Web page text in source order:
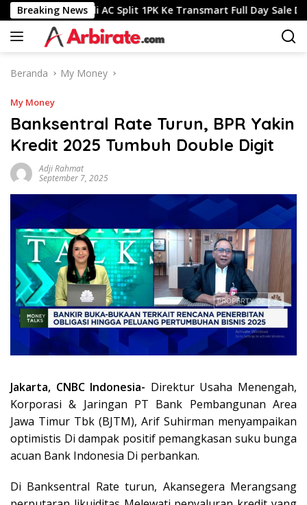
Langsung
ke
konten
Breaking NewsBeli AC Split 1PK Ke Transmart Full Day Sale Dapat
Beranda My Money
My Money
Banksentral Rate Turun, BPR Yakin
Kredit 2025 Tumbuh Double Digit
Adji Rahmat
September 7, 2025
Jakarta, CNBC Indonesia- Direktur Usaha Menengah,
Korporasi & Jaringan PT Bank Pembangunan Area
Jawa Timur Tbk (BJTM), Arif Suhirman menyampaikan
optimistis Di dampak positif pemangkasan suku bunga
acuan Bank Indonesia Di perbankan.
Di Banksentral Rate turun, Akansegera Merangsang